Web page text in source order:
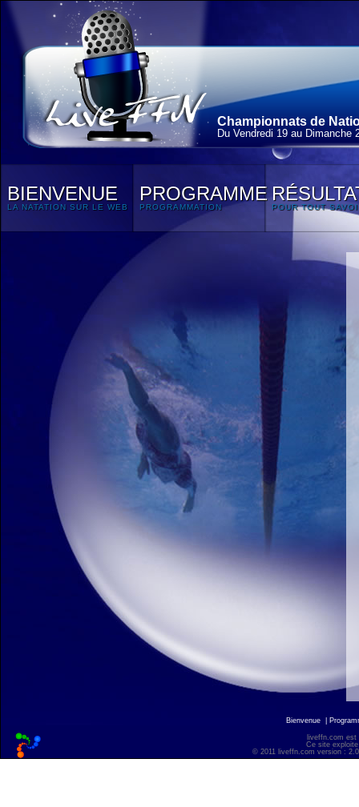
Championnats de
Du Vendredi 19 au Dimanche
BIENVENUE
LA NATATION SUR LE WEB
PROGRAMME
PROGRAMMATION POUR TOUT
Bienvenue
liveffn.com est
Ce site
© 2011 liveffn.com version :